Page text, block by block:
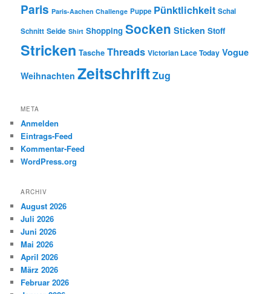
Paris Paris-Aachen Challenge Puppe Pünktlichkeit Schal
Schnitt Seide Shirt Shopping Socken Sticken Stoff
Stricken Tasche Threads Victorian Lace Today Vogue
Weihnachten ZeitschriftZug
META
Anmelden
Eintrags-Feed
Kommentar-Feed
WordPress.org
ARCHIV
August 2026
Juli 2026
Juni 2026
Mai 2026
April 2026
März 2026
Februar 2026